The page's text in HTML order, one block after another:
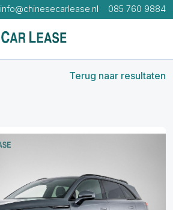
info@chinesecarlease.nl 085 760 9884
Terug naar resultaten